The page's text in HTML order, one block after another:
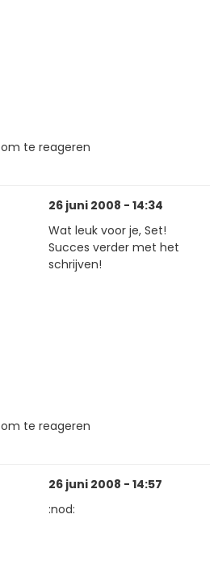
om te reageren
26 juni 2008 - 14:34
Wat leuk voor je, Set!
Succes verder met het
schrijven!
om te reageren
26 juni 2008 - 14:57
:nod: